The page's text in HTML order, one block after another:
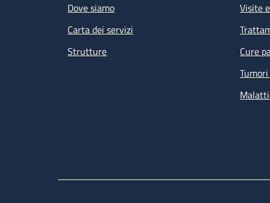
Dove siamo
Carta dei servizi
Strutture
Visite
Cure